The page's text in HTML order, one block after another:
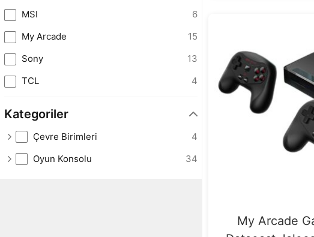
My Arcade
MSI
6
My Arcade
15
Sony
13
TCL
4
Kategoriler
Çevre Birimleri
4
Oyun Konsolu
34